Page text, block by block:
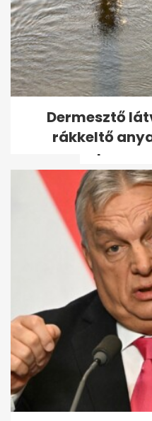
„Ha
elsőnek
Pepe,...
Meghalt
páratlan
Dermesztő
rákkeltő